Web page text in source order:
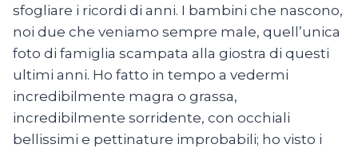
sfogliare i ricordi di anni. I bambini che nascono,
noi due che veniamo sempre male, quell’unica
foto di famiglia scampata alla giostra di questi
ultimi anni. Ho fatto in tempo a vedermi
incredibilmente magra o grassa,
incredibilmente sorridente, con occhiali
bellissimi e pettinature improbabili; ho visto i